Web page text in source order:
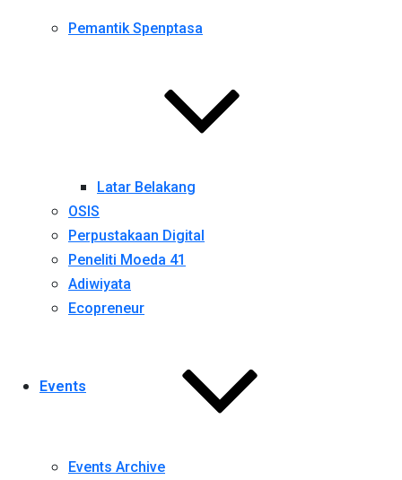
Pemantik Spenptasa
Latar Belakang
OSIS
Perpustakaan Digital
Peneliti Moeda 41
Adiwiyata
Ecopreneur
Events
Events Archive